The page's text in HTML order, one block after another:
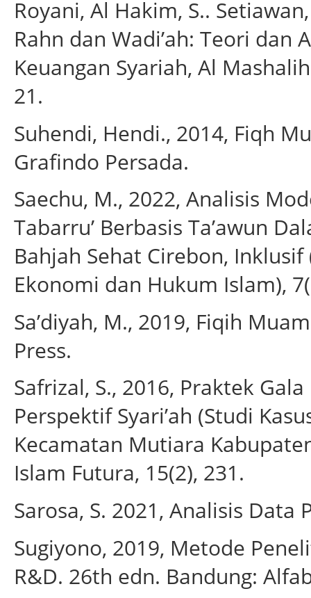
Royani, Al Hakim, S..
Rahn dan Wadi’ah: Teori dan
Keuangan Syariah, Al
21.
Suhendi, Hendi., 2014, Fiqh
Grafindo Persada.
Saechu, M., 2022, Analisis
Tabarru’ Berbasis Ta’awun
Bahjah Sehat Cirebon,
Ekonomi dan Hukum Islam),
Sa’diyah, M., 2019, Fiqih
Press.
Safrizal, S., 2016, Praktek
Perspektif Syari’ah (Studi
Kecamatan Mutiara
Islam Futura, 15(2), 231.
Sarosa, S. 2021, Analisis
Sugiyono, 2019, Metode
R&D. 26th edn. Bandung: